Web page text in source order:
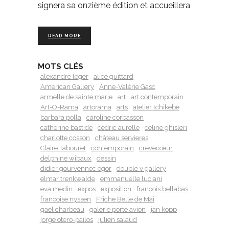
signera sa onzième édition et accueillera
READ MORE
MOTS CLÉS
alexandre leger
alice guittard
American Gallery
Anne-Valérie Gasc
armelle de sainte marie
art
art contemporain
Art-O-Rama
artorama arts
atelier tchikebe
barbara polla
caroline corbasson
catherine bastide
cedric aurelle
celine ghisleri
charlotte cosson
château servieres
Claire Tabouret
contemporain
crevecœur
delphine wibaux
dessin
didier gourvennec ogor
double v gallery
elmar trenkwalde
emmanuelle luciani
eva medin
expos exposition
francois bellabas
francoise nyssen
Friche Belle de Mai
gael charbeau
galerie porte avion
jan kopp
jorge otero-pailos
julien salaud